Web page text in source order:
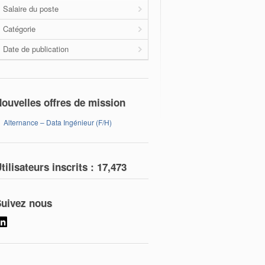
Salaire du poste
Catégorie
Date de publication
offres de mission
Alternance – Data Ingénieur (F/H)
inscrits : 17,473
nous